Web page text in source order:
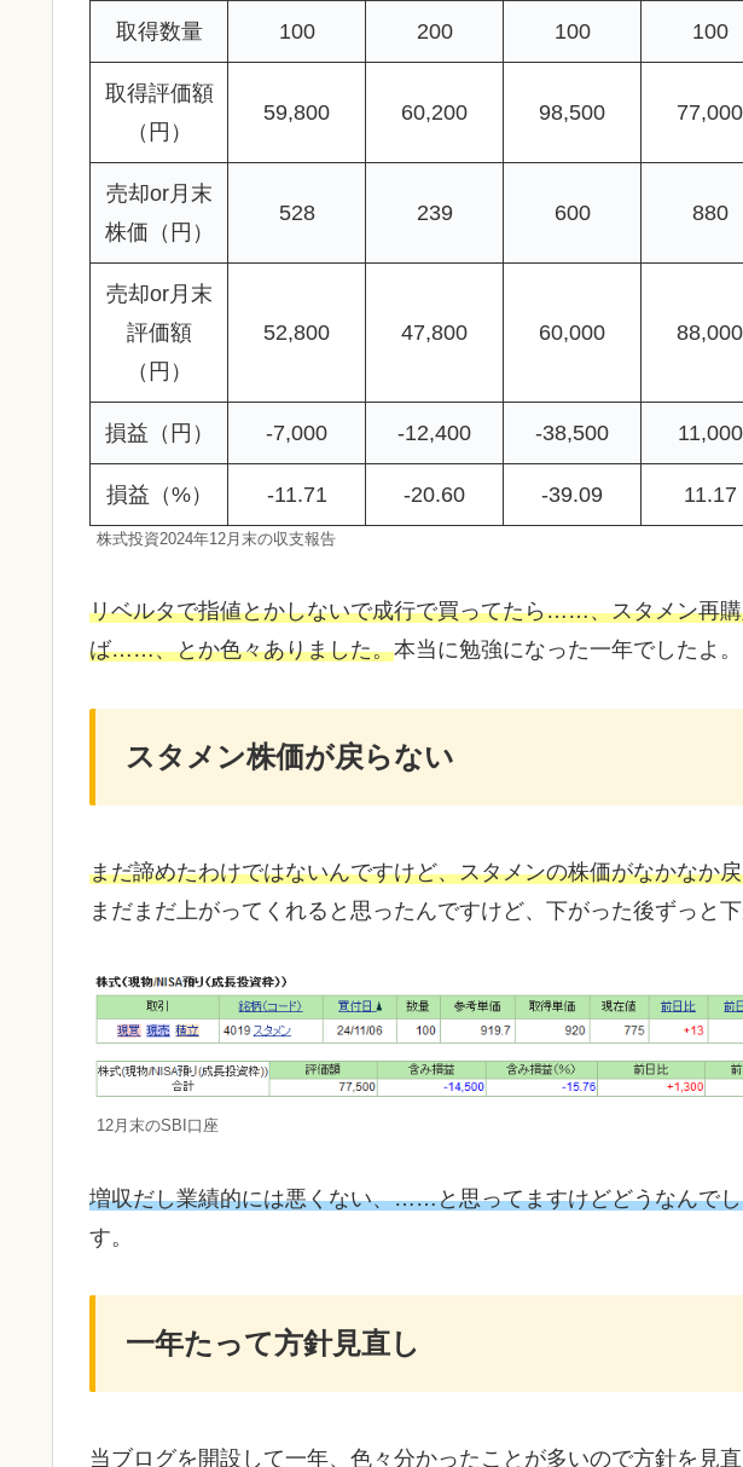
取得数量 100 200 100 100
取得評価額
（円）
59,800 60,200 98,500 77,000
売却or月末
株価（円）
528 239 600 880
売却or月末
評価額
（円）
52,800 47,800 60,000 88,000
損益（円） -7,000 -12,400 -38,500 11,000
損益（%） -11.71 -20.60 -39.09 11.17
株式投資2024年12月末の収支報告
リベルタで指値とかしないで成行で買ってたら……、スタメン再
ば……、とか色々ありました。本当に勉強になった一年でしたよ。
スタメン株価が戻らない
まだ諦めたわけではないんですけど、スタメンの株価がなかなか
まだまだ上がってくれると思ったんですけど、下がった後ずっと下
12月末のSBI口座
増収だし業績的には悪くない、……と思ってますけどどうなんで
す。
一年たって方針見直し
当ブログを開設して一年、色々分かったことが多いので方針を見